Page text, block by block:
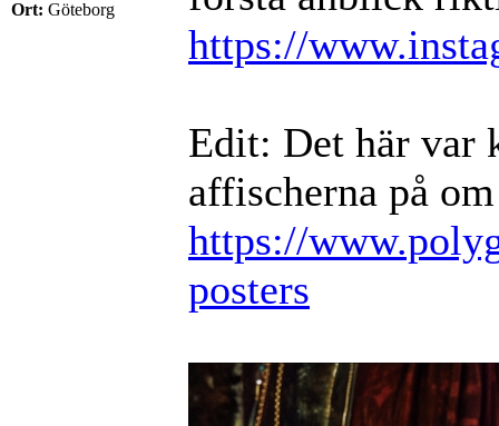
Ort: Göteborg
https://
Edit: Det här var
affischerna på
https://
posters